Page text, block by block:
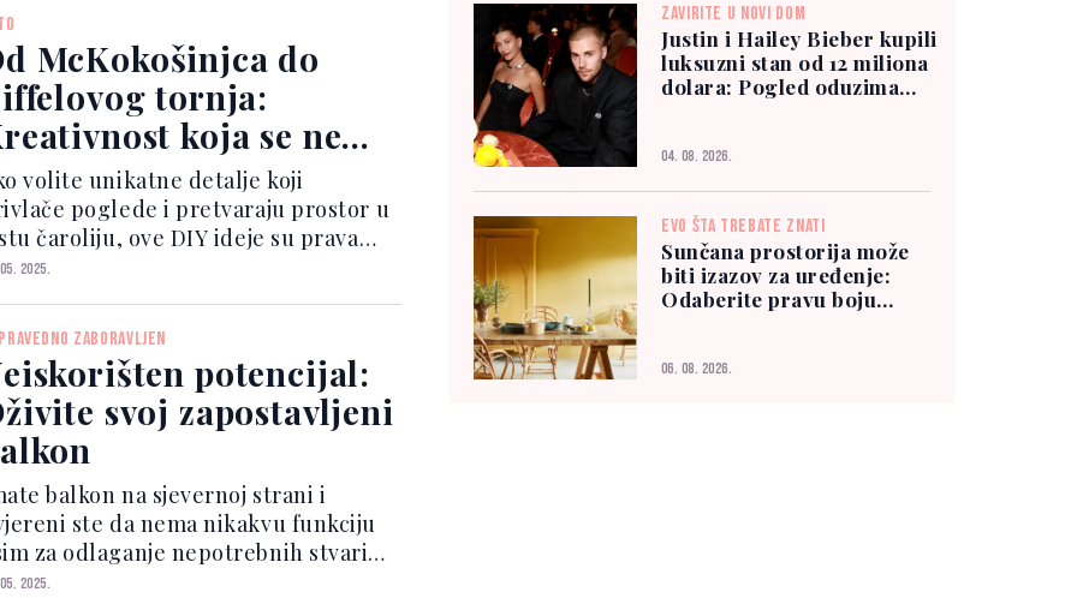
McKokošinjca do
tornja:
koja se ne
često
volite unikatne detalje koji
poglede i pretvaraju prostor u
čaroliju, ove DIY ideje su prava
za vas!
2025.
ZABORAVLJEN
potencijal:
svoj zapostavljeni
balkon na sjevernoj strani i
ste da nema nikakvu funkciju
za odlaganje nepotrebnih stvari?
je da ga pogledate novim
2025.
ZAVIRITE U NOVI DOM
Justin i Hailey Bieber kupili
luksuzni stan od 12 miliona
dolara: Pogled oduzima
04. 08. 2026.
EVO ŠTA TREBATE ZNATI
Sunčana prostorija može
biti izazov za uređenje:
Odaberite pravu boju
06. 08. 2026.